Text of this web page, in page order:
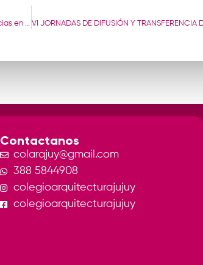
Capacitación técnica, teórica-práctica: “Nuevas tendencias en revoques y revestimientos”
Contactanos
colarqjuy@gmail.com
388 5844908
colegioarquitecturajujuy
colegioarquitecturajujuy